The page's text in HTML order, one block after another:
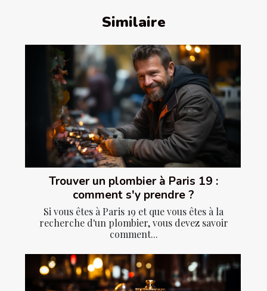
Similaire
Trouver un plombier à Paris 19 :
comment s'y prendre ?
Si vous êtes à Paris 19 et que vous êtes à la
recherche d'un plombier, vous devez savoir
comment...